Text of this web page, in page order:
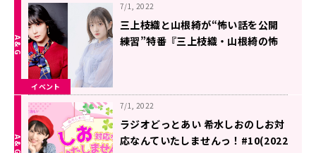
イベント
7/1, 2022
三上枝織と山根綺が“怖い話を公開
練習”特番『三上枝織・山根綺の怖
7/1, 2022
ラジオどっとあい 希水しおのしお対
応なんていたしませんっ！#10(2022